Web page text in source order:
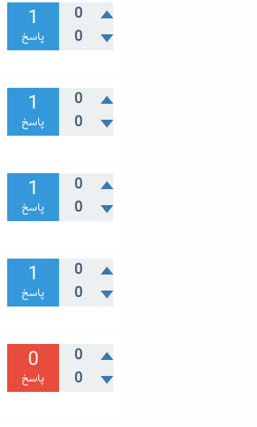
0
0
1
پاسخ
0
0
1
پاسخ
0
0
1
پاسخ
0
0
1
پاسخ
0
0
0
پاسخ